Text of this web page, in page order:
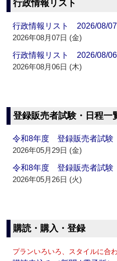
行政情報リスト
行政情報リスト 2026/08/07
2026年08月07日 (金)
行政情報リスト 2026/08/06
2026年08月06日 (木)
登録販売者試験・日程一
令和8年度 登録販売者試
2026年05月29日 (金)
令和8年度 登録販売者試
2026年05月26日 (火)
購読・購入・登録
プランいろいろ、スタイルに合